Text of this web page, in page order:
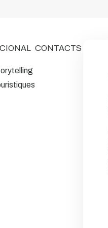
CONTACTS